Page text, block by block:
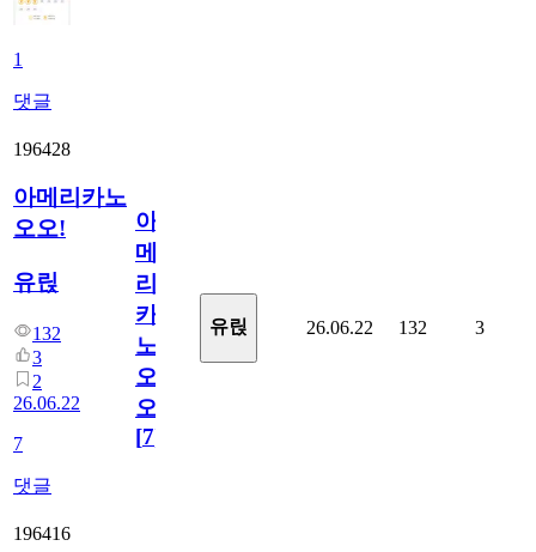
1
댓글
196428
아메리카노
오오!
유릱
132
3
2
26.06.22
7
댓글
아
메
리
카
노
오
오!
[7]
유릱 26.06.22 132 3
196416